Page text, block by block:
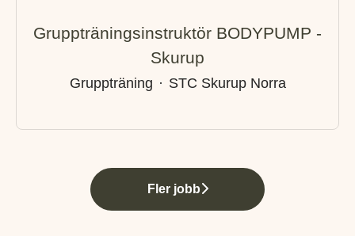
Gruppträningsinstruktör BODYPUMP -
Skurup
Gruppträning · STC Skurup Norra
Fler jobb